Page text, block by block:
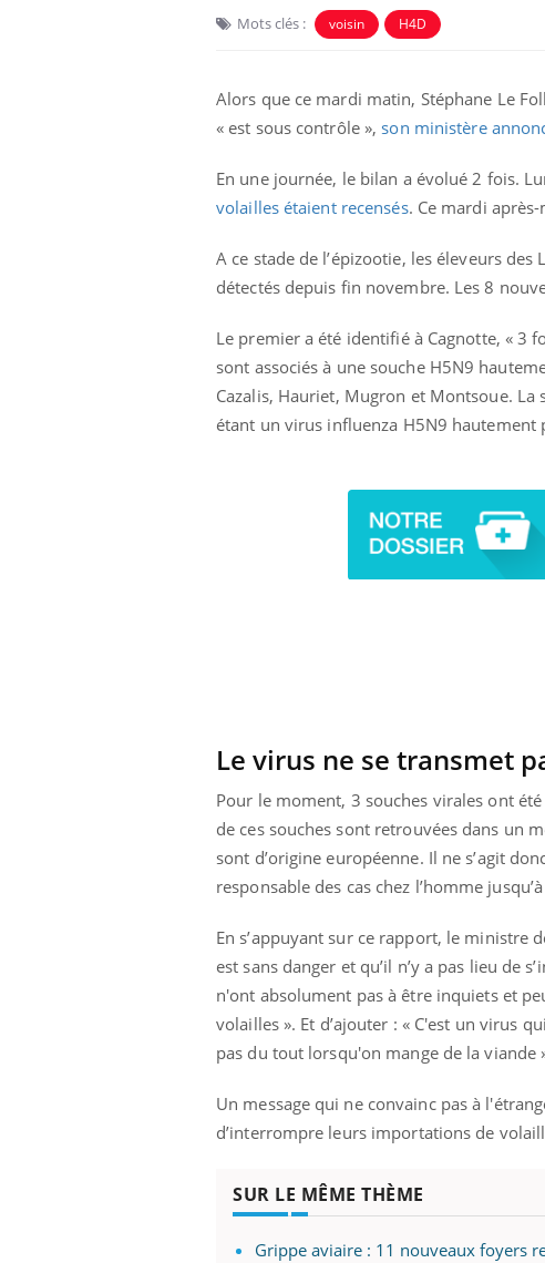
Mots clés : voisin H4D
Alors que ce mardi matin, Stéphane Le
« est sous contrôle », son ministère
En une journée, le bilan a évolué 2 fois.
volailles étaient recensés. Ce mardi
A ce stade de l’épizootie, les éleveurs
détectés depuis fin novembre. Les 8
Le premier a été identifié à Cagnotte, « 3
sont associés à une souche H5N9
Cazalis, Hauriet, Mugron et Montsoue.
étant un virus influenza H5N9 hautement
Le virus ne se transmet
Pour le moment, 3 souches virales ont
de ces souches sont retrouvées dans un
sont d’origine européenne. Il ne s’agit
responsable des cas chez l’homme
En s’appuyant sur ce rapport, le ministre
est sans danger et qu’il n’y a pas lieu de
n'ont absolument pas à être inquiets et
volailles ». Et d’ajouter : « C'est un virus
pas du tout lorsqu'on mange de la viande
Un message qui ne convainc pas à
d’interrompre leurs importations de
SUR LE MÊME THÈME
Grippe aviaire : 11 nouveaux foyers
Carence en fer : comprendre pour
Youtube
Fatigue, irritabilité, brouillard mental ou
même alopécie… Les symptômes de la
carence en fer sont multiples ce qui la rend
Youtube
Insuline
En 2026,
reste
patients